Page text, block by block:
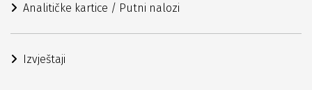
Analitičke kartice / Putni nalozi
Izvještaji